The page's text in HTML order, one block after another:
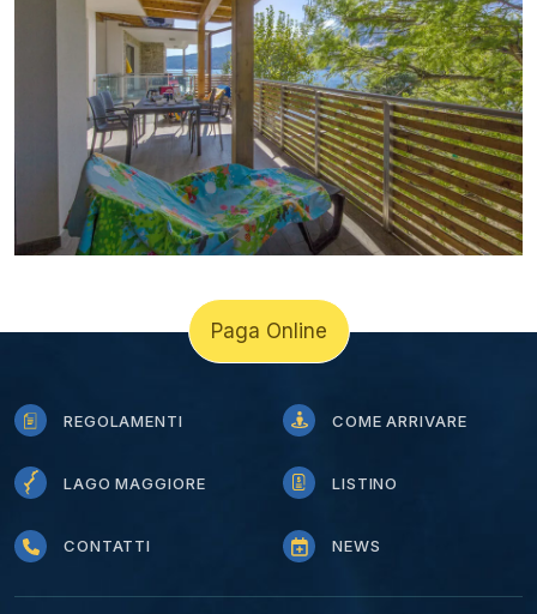
REGOLAMENTI COME ARRIVARE
LAGO MAGGIORE LISTINO
CONTATTI NEWS
Paga Online